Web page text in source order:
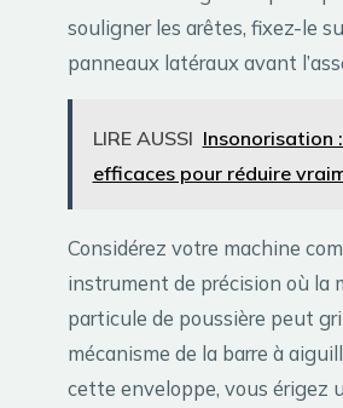
souligner les arêtes, fixez-le
panneaux latéraux avant
LIRE AUSSI Insonorisation
efficaces pour réduire
Considérez votre machine
instrument de précision où la
particule de poussière peut
mécanisme de la barre à
cette enveloppe, vous érigez